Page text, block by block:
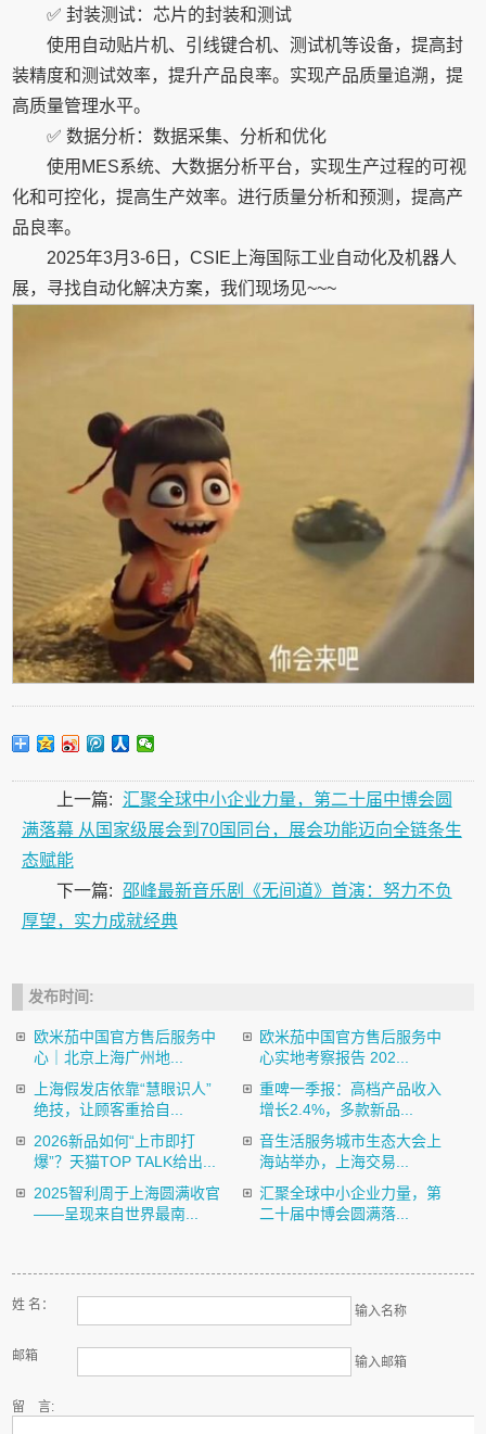
✅ 封装测试：芯片的封装和测试
使用自动贴片机、引线键合机、测试机等设备，提高封
装精度和测试效率，提升产品良率。实现产品质量追溯，提
高质量管理水平。
✅ 数据分析：数据采集、分析和优化
使用MES系统、大数据分析平台，实现生产过程的可视
化和可控化，提高生产效率。进行质量分析和预测，提高产
品良率。
2025年3月3-6日，CSIE上海国际工业自动化及机器人
展，寻找自动化解决方案，我们现场见~~~
上一篇:
汇聚全球中小企业力量，第二十届中博会圆
满落幕 从国家级展会到70国同台，展会功能迈向全链条生
态赋能
下一篇: 邵峰最新音乐剧《无间道》首演：努力不负
厚望，实力成就经典
发布时间:
欧米茄中国官方售后服务中
心｜北京上海广州地...
欧米茄中国官方售后服务中
心实地考察报告 202...
上海假发店依靠“慧眼识人”
绝技，让顾客重拾自...
重啤一季报：高档产品收入
增长2.4%，多款新品...
2026新品如何“上市即打
爆”？天猫TOP TALK给出...
音生活服务城市生态大会上
海站举办，上海交易...
2025智利周于上海圆满收官
——呈现来自世界最南...
汇聚全球中小企业力量，第
二十届中博会圆满落...
姓 名： 输入名称
邮箱 输入邮箱
留 言: